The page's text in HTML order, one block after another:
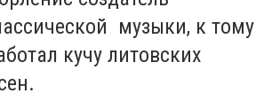
музыки, к тому
кучу литовских